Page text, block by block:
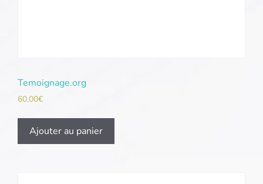
Temoignage.org
60,00€
Ajouter au panier